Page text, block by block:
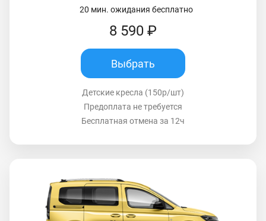
20 мин. ожидания бесплатно
8 590 ₽
Выбрать
Детские кресла (150р/шт)
Предоплата не требуется
Бесплатная отмена за 12ч